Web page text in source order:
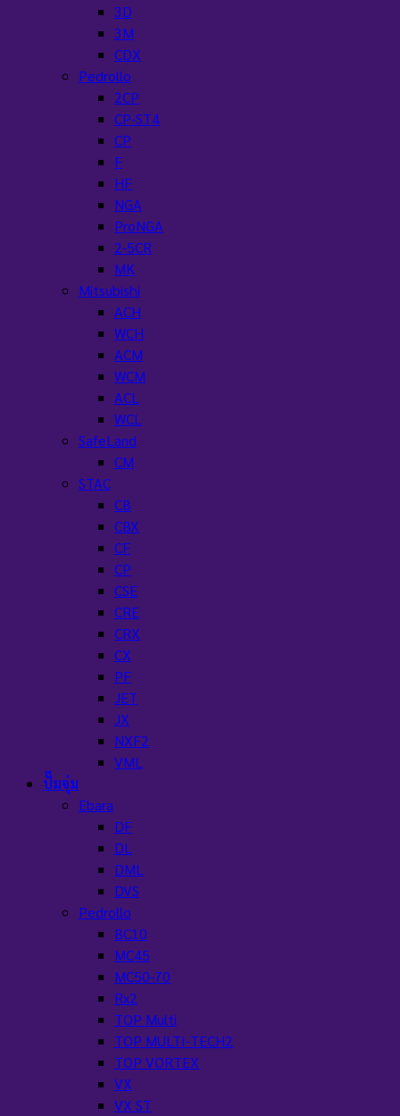
3D
3M
CDX
Pedrollo
2CP
CP-ST4
CP
F
HF
NGA
ProNGA
2-5CR
MK
Mitsubishi
ACH
WCH
ACM
WCM
ACL
WCL
SafeLand
CM
STAC
CB
CBX
CF
CP
CSE
CRE
CRX
CX
PF
JET
JX
NXF2
VML
ปั๊มจุ่ม
Ebara
DF
DL
DML
DVS
Pedrollo
BC10
MC45
MC50-70
Rx2
TOP Multi
TOP MULTI-TECH2
TOP VORTEX
VX
VX ST